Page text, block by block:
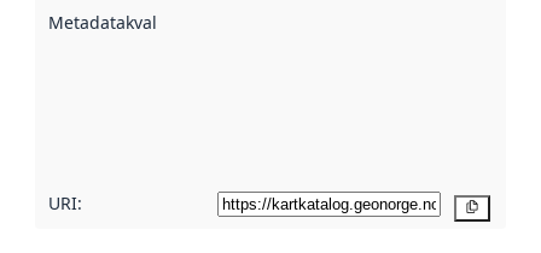
Metadatakvalitet
URI: